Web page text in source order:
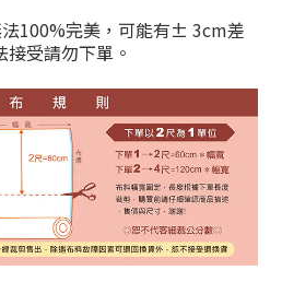
100%完美，可能有± 3cm差
受請勿下單。